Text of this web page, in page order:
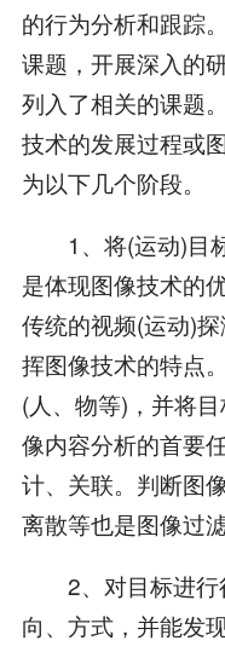
的行为分析和跟踪
课题，开展深入的
列入了相关的课题
技术的发展过程或
为以下几个阶段。
1、将(运动)目标
是体现图像技术的
传统的视频(运动)
挥图像技术的特点
(人、物等)，并将
像内容分析的首要
计、关联。判断图
离散等也是图像过
2、对目标进行
向、方式，并能发